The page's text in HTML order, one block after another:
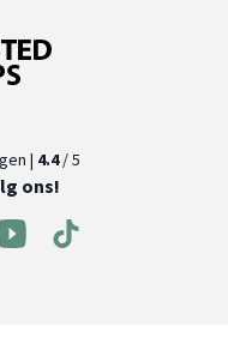
| 4.4/ 5
ons!